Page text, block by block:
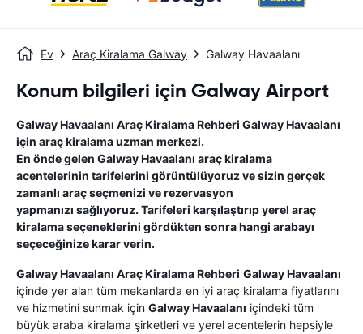
Ev Araç Kiralama Galway Galway Havaalanı
Konum bilgileri için Galway Airport
Galway Havaalanı Araç Kiralama Rehberi Galway Havaalanı
için araç kiralama uzman merkezi.
En önde gelen Galway Havaalanı araç kiralama
acentelerinin tarifelerini görüntülüyoruz ve sizin gerçek
zamanlı araç seçmenizi ve rezervasyon
yapmanızı sağlıyoruz. Tarifeleri karşılaştırıp yerel araç
kiralama seçeneklerini gördükten sonra hangi arabayı
seçeceğinize karar verin.
Galway Havaalanı Araç Kiralama Rehberi Galway Havaalanı
içinde yer alan tüm mekanlarda en iyi araç kiralama fiyatlarını
ve hizmetini sunmak için Galway Havaalanı içindeki tüm
büyük araba kiralama şirketleri ve yerel acentelerin hepsiyle